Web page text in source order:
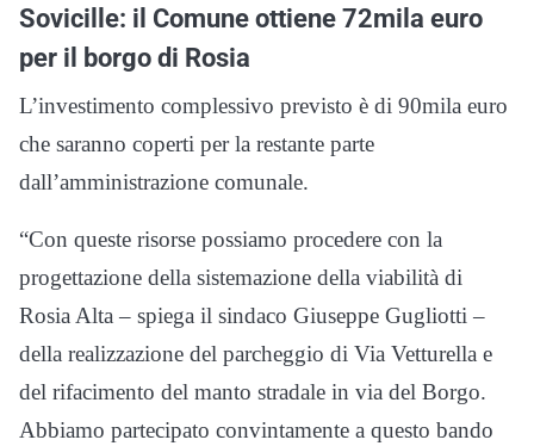
Sovicille: il Comune ottiene 72mila euro
per il borgo di Rosia
L’investimento complessivo previsto è di 90mila euro
che saranno coperti per la restante parte
dall’amministrazione comunale.
“Con queste risorse possiamo procedere con la
progettazione della sistemazione della viabilità di
Rosia Alta – spiega il sindaco Giuseppe Gugliotti –
della realizzazione del parcheggio di Via Vetturella e
del rifacimento del manto stradale in via del Borgo.
Abbiamo partecipato convintamente a questo bando